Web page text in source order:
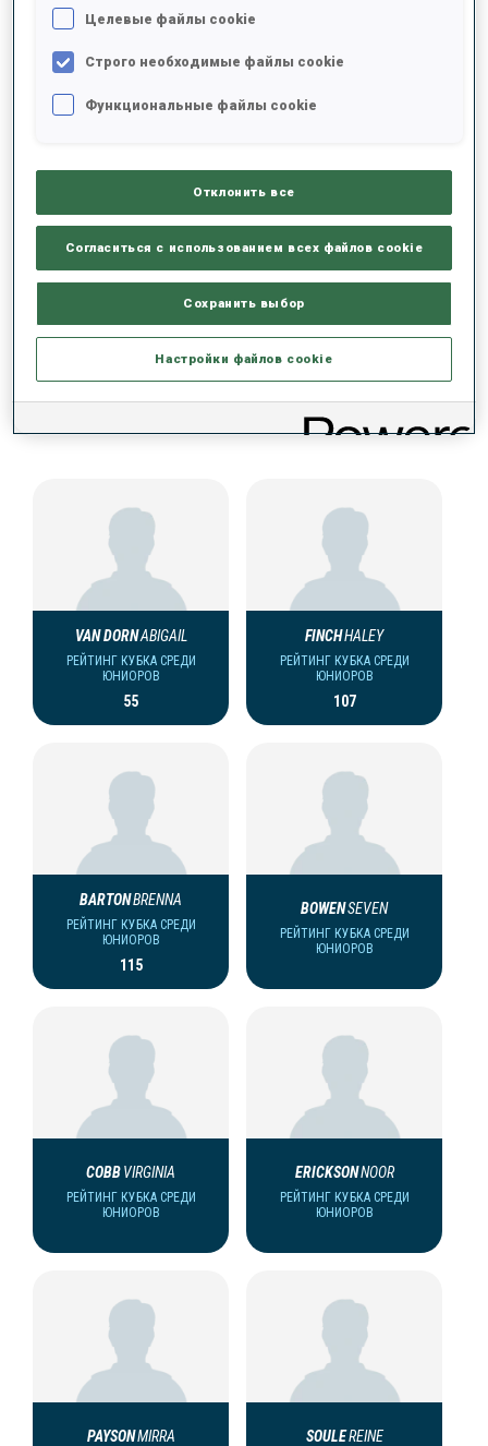
РЕЗУЛЬТАТЫ - ТЕНДЕНЦИЯ
ДАННЫХ НЕТ
КОМАНДА КУБКА СРЕДИ ЮНИОРОВ (USA)
ЖЕНЩИНЫ
VAN DORNABIGAIL
РЕЙТИНГ КУБКА СРЕДИ
ЮНИОРОВ
55
FINCHHALEY
РЕЙТИНГ КУБКА СРЕДИ
ЮНИОРОВ
107
BARTONBRENNA
РЕЙТИНГ КУБКА СРЕДИ
ЮНИОРОВ
115
BOWENSEVEN
РЕЙТИНГ КУБКА СРЕДИ
ЮНИОРОВ
COBBVIRGINIA
РЕЙТИНГ КУБКА СРЕДИ
ЮНИОРОВ
ERICKSONNOOR
РЕЙТИНГ КУБКА СРЕДИ
ЮНИОРОВ
PAYSONMIRRA SOULEREINE
Целевые файлы cookie
Строго необходимые файлы cookie
Функциональные файлы cookie
Отклонить все
Согласиться с использованием всех файлов cookie
Сохранить выбор
Настройки файлов cookie